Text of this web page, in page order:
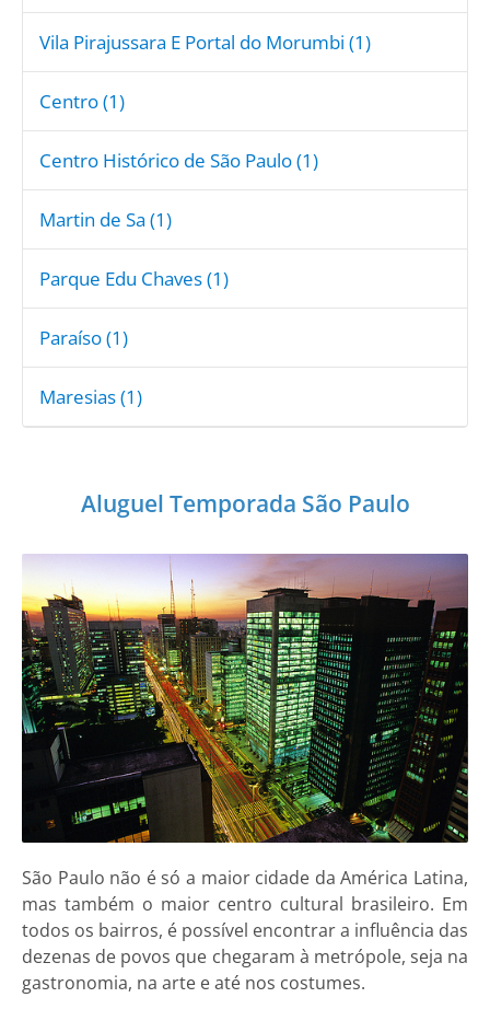
Vila Pirajussara E Portal do Morumbi (1)
Centro (1)
Centro Histórico de São Paulo (1)
Martin de Sa (1)
Parque Edu Chaves (1)
Paraíso (1)
Maresias (1)
Aluguel Temporada São Paulo
São Paulo não é só a maior cidade da América Latina,
mas também o maior centro cultural brasileiro. Em
todos os bairros, é possível encontrar a influência das
dezenas de povos que chegaram à metrópole, seja na
gastronomia, na arte e até nos costumes.